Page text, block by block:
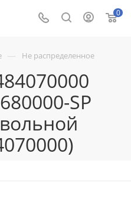
0
— Не распределенное
SP